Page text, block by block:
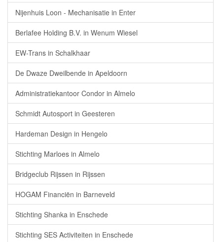
Nijenhuis Loon - Mechanisatie in Enter
Berlafee Holding B.V. in Wenum Wiesel
EW-Trans in Schalkhaar
De Dwaze Dweilbende in Apeldoorn
Administratiekantoor Condor in Almelo
Schmidt Autosport in Geesteren
Hardeman Design in Hengelo
Stichting Marloes in Almelo
Bridgeclub Rijssen in Rijssen
HOGAM Financiën in Barneveld
Stichting Shanka in Enschede
Stichting SES Activiteiten in Enschede